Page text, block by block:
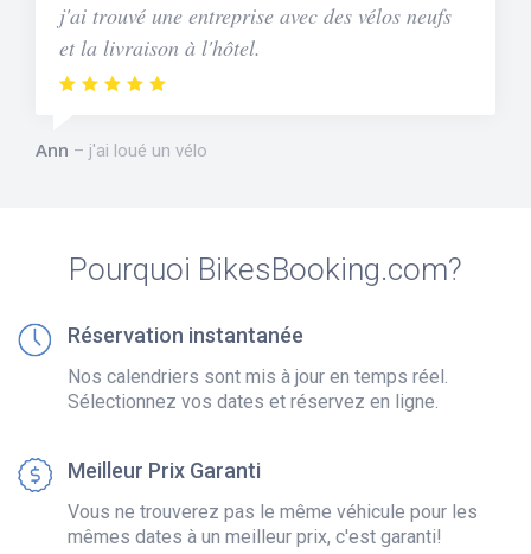
j'ai trouvé une entreprise avec des vélos neufs
et la livraison à l'hôtel.
Ann j'ai loué un vélo
Pourquoi BikesBooking.com?
Réservation instantanée
Nos calendriers sont mis à jour en temps réel.
Sélectionnez vos dates et réservez en ligne.
Meilleur Prix Garanti
Vous ne trouverez pas le même véhicule pour les
mêmes dates à un meilleur prix, c'est garanti!